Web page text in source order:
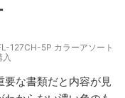
127CH-5P カラーアソート
な書類だと内容が見